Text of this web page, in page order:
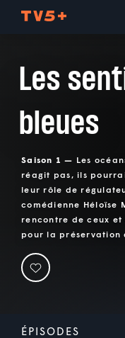
Les
bleues
Saison 1 — Les
réagit pas, ils
leur rôle de
comédienne Héloïse
rencontre de ceux
pour la préservation
ÉPISODES